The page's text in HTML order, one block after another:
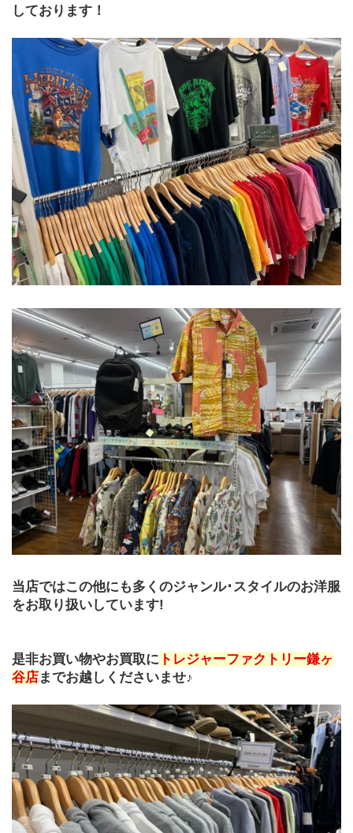
しております！
当店ではこの他にも多くのジャンル･スタイルのお洋服
をお取り扱いしています!
是非お買い物やお買取に トレジャーファクトリー鎌ヶ
谷店までお越しくださいませ♪